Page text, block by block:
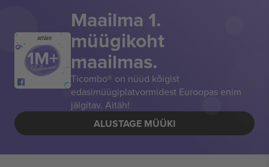
AITÄH!
Maailma 1.
müügikoht
maailmas.
Ticombo® on nüüd kõigist
edasimüügiplatvormidest Euroopas enim
jälgitav. Aitäh!
ALUSTAGE MÜÜKI